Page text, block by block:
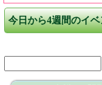
今日から4週間の